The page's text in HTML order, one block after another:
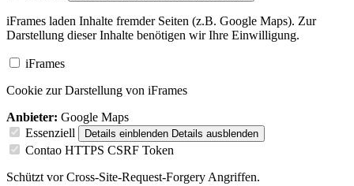
iFrames laden Inhalte fremder Seiten (z.B. Google Maps). Zur
Darstellung dieser Inhalte benötigen wir Ihre Einwilligung.
iFrames
Cookie zur Darstellung von iFrames
Anbieter: Google Maps
Essenziell
Details einblenden Details ausblenden
Contao HTTPS CSRF Token
Schützt vor Cross-Site-Request-Forgery Angriffen.